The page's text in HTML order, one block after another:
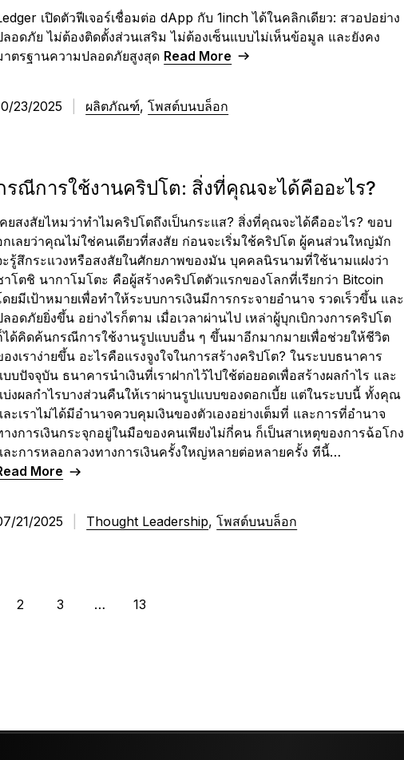
เปิดตัวฟีเจอร์เชื่อมต่อ dApp กับ 1inch ได้ในคลิกเดียว: สวอปอย่าง
ลอดภัย ไม่ต้องติดตั้งส่วนเสริม ไม่ต้องเซ็นแบบไม่เห็นข้อมูล และยังคง
าตรฐานความปลอดภัยสูงสุด Read More
23/2025 ผลิตภัณฑ์,โพสต์บนบล็อก
รณีการใช้งานคริปโต: สิ่งที่คุณจะได้คืออะไร?
คยสงสัยไหมว่าทำไมคริปโตถึงเป็นกระแส? สิ่งที่คุณจะได้คืออะไร? ขอบ
กเลยว่าคุณไม่ใช่คนเดียวที่สงสัย ก่อนจะเริ่มใช้คริปโต ผู้คนส่วนใหญ่มัก
ะรู้สึกระแวงหรือสงสัยในศักยภาพของมัน บุคคลนิรนามที่ใช้นามแฝงว่า
าโตชิ นากาโมโตะ คือผู้สร้างคริปโตตัวแรกของโลกที่เรียกว่า Bitcoin
ดยมีเป้าหมายเพื่อทำให้ระบบการเงินมีการกระจายอำนาจ รวดเร็วขึ้น และ
ลอดภัยยิ่งขึ้น อย่างไรก็ตาม เมื่อเวลาผ่านไป เหล่าผู้บุกเบิกวงการคริปโต
ได้คิดค้นกรณีการใช้งานรูปแบบอื่น ๆ ขึ้นมาอีกมากมายเพื่อช่วยให้ชีวิต
องเราง่ายขึ้น อะไรคือแรงจูงใจในการสร้างคริปโต? ในระบบธนาคาร
บบปัจจุบัน ธนาคารนำเงินที่เราฝากไว้ไปใช้ต่อยอดเพื่อสร้างผลกำไร และ
บ่งผลกำไรบางส่วนคืนให้เราผ่านรูปแบบของดอกเบี้ย แต่ในระบบนี้ ทั้งคุณ
ละเราไม่ได้มีอำนาจควบคุมเงินของตัวเองอย่างเต็มที่ และการที่อำนาจ
างการเงินกระจุกอยู่ในมือของคนเพียงไม่กี่คน ก็เป็นสาเหตุของการฉ้อโกง
ละการหลอกลวงทางการเงินครั้งใหญ่หลายต่อหลายครั้ง ทีนี้…
More
21/2025 Thought Leadership,โพสต์บนบล็อก
2 3 … 13